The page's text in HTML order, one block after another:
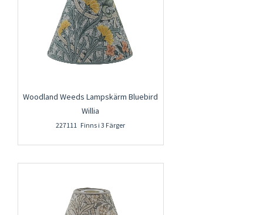
Woodland Weeds Lampskärm Bluebird
Willia
227111 Finns i 3 Färger